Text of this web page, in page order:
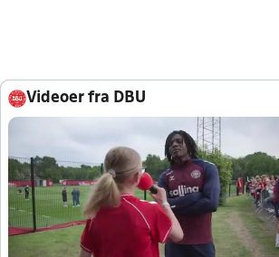
Videoer fra DBU